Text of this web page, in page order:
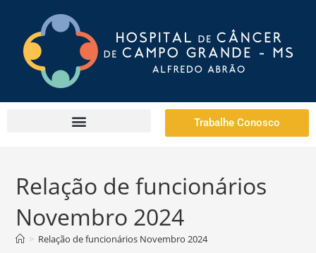
Trabalhe Conosco
Relação de funcionários
Novembro 2024
> Relação de funcionários Novembro 2024